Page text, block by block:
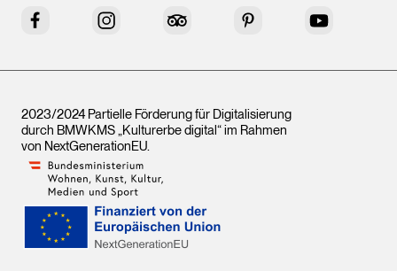
Facebook Instagram Tripadvisor Pinterest YouTube
2023/2024 Partielle Förderung für Digitalisierung
durch BMWKMS „Kulturerbe digital“ im Rahmen
von NextGenerationEU.